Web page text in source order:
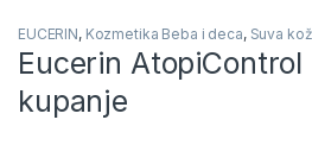
EUCERIN, Kozmetika Beba i deca, Suva
Eucerin AtopiControl
kupanje